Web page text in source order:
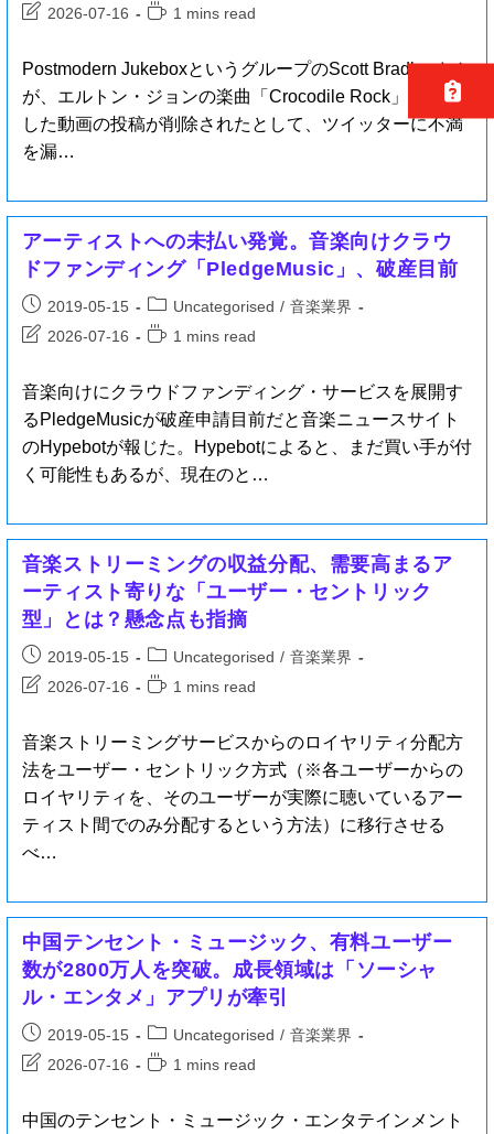
2026-07-16 1 mins read
Postmodern JukeboxというグループのScott Bradleeさん
が、エルトン・ジョンの楽曲「Crocodile Rock」を演奏
した動画の投稿が削除されたとして、ツイッターに不満
を漏…
アーティストへの未払い発覚。音楽向けクラウ
ドファンディング「PledgeMusic」、破産目前
2019-05-15 Uncategorised / 音楽業界
2026-07-16
1 mins read
音楽向けにクラウドファンディング・サービスを展開す
るPledgeMusicが破産申請目前だと音楽ニュースサイト
のHypebotが報じた。Hypebotによると、まだ買い手が付
く可能性もあるが、現在のと…
音楽ストリーミングの収益分配、需要高まるア
ーティスト寄りな「ユーザー・セントリック
型」とは？懸念点も指摘
2019-05-15 Uncategorised / 音楽業界
2026-07-16
1 mins read
音楽ストリーミングサービスからのロイヤリティ分配方
法をユーザー・セントリック方式（※各ユーザーからの
ロイヤリティを、そのユーザーが実際に聴いているアー
ティスト間でのみ分配するという方法）に移行させる
べ…
中国テンセント・ミュージック、有料ユーザー
数が2800万人を突破。成長領域は「ソーシャ
ル・エンタメ」アプリが牽引
2019-05-15 Uncategorised / 音楽業界
2026-07-16
1 mins read
中国のテンセント・ミュージック・エンタテインメント